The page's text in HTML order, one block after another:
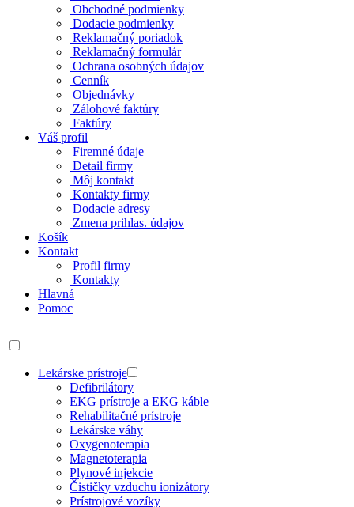
Obchodné podmienky
Dodacie podmienky
Reklamačný poriadok
Reklamačný formulár
Ochrana osobných údajov
Cenník
Objednávky
Zálohové faktúry
Faktúry
Váš profil
Firemné údaje
Detail firmy
Môj kontakt
Kontakty firmy
Dodacie adresy
Zmena prihlas. údajov
Košík
Kontakt
Profil firmy
Kontakty
Hlavná
Pomoc
Lekárske prístroje
Defibrilátory
EKG prístroje a EKG káble
Rehabilitačné prístroje
Lekárske váhy
Oxygenoterapia
Magnetoterapia
Plynové injekcie
Čističky vzduchu ionizátory
Prístrojové vozíky